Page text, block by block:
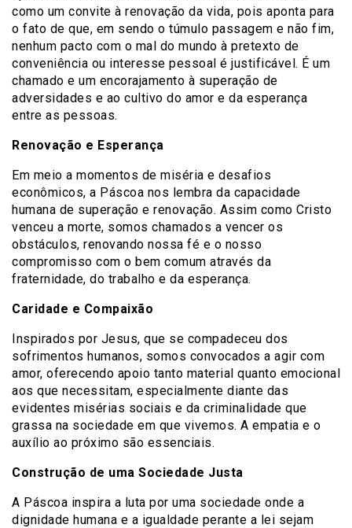
como um convite à renovação da vida, pois aponta para
o fato de que, em sendo o túmulo passagem e não fim,
nenhum pacto com o mal do mundo à pretexto de
conveniência ou interesse pessoal é justificável. É um
chamado e um encorajamento à superação de
adversidades e ao cultivo do amor e da esperança
entre as pessoas.
Renovação e Esperança
Em meio a momentos de miséria e desafios
econômicos, a Páscoa nos lembra da capacidade
humana de superação e renovação. Assim como Cristo
venceu a morte, somos chamados a vencer os
obstáculos, renovando nossa fé e o nosso
compromisso com o bem comum através da
fraternidade, do trabalho e da esperança.
Caridade e Compaixão
Inspirados por Jesus, que se compadeceu dos
sofrimentos humanos, somos convocados a agir com
amor, oferecendo apoio tanto material quanto emocional
aos que necessitam, especialmente diante das
evidentes misérias sociais e da criminalidade que
grassa na sociedade em que vivemos. A empatia e o
auxílio ao próximo são essenciais.
Construção de uma Sociedade Justa
A Páscoa inspira a luta por uma sociedade onde a
dignidade humana e a igualdade perante a lei sejam